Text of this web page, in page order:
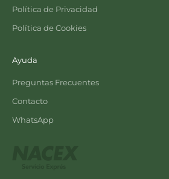
Política de Privacidad
Política de Cookies
Ayuda
Preguntas Frecuentes
Contacto
WhatsApp